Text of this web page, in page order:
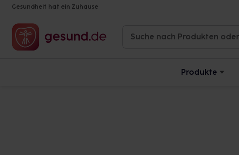
Gesundheit hat ein Zuhause
Produkte